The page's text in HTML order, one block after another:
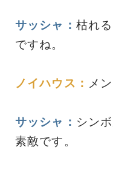
サッシャ： 枯れ
ですね。
ノイハウス： メ
サッシャ： シン
素敵です。